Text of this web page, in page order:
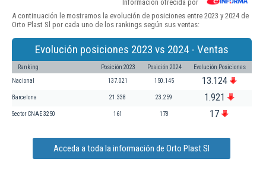
Información ofrecida por
A continuación le mostramos la evolución de posiciones entre 2023 y 2024 de
Orto Plast Sl por cada uno de los rankings según sus ventas:
Evolución posiciones 2023 vs 2024 - Ventas
Ranking Posición 2023 Posición 2024 Evolución Posiciones
Nacional 137.021 150.145 13.124
Barcelona 21.338 23.259 1.921
Sector CNAE 3250 161 178 17
Acceda a toda la información de Orto Plast Sl